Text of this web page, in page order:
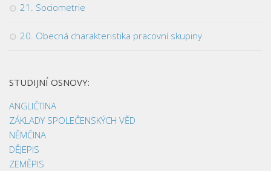
21. Sociometrie
20. Obecná charakteristika pracovní skupiny
STUDIJNÍ OSNOVY:
ANGLIČTINA
ZÁKLADY SPOLEČENSKÝCH VĚD
NĚMČINA
DĚJEPIS
ZEMĚPIS